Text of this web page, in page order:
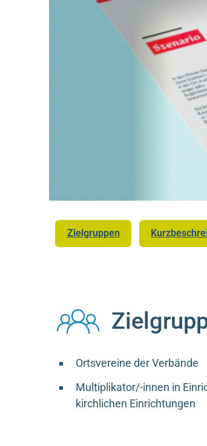
Zielgruppen
Ortsvereine der Verbände
Multiplikator/-innen in
kirchlichen Einrichtungen